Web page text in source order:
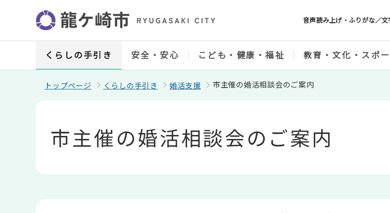
ジ
音声読み上げ・ふりがな／
くらしの手引き 安全・安心 こども・健康・福祉 教育・文化・スポ
トップページ くらしの手引き 婚活支援 市主催の婚活相談会のご案内
市主催の婚活相談会のご案内